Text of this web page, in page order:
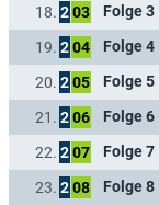
18. 203 Folge 3
19. 204 Folge 4
20. 205 Folge 5
21. 206 Folge 6
22. 207 Folge 7
23. 208 Folge 8